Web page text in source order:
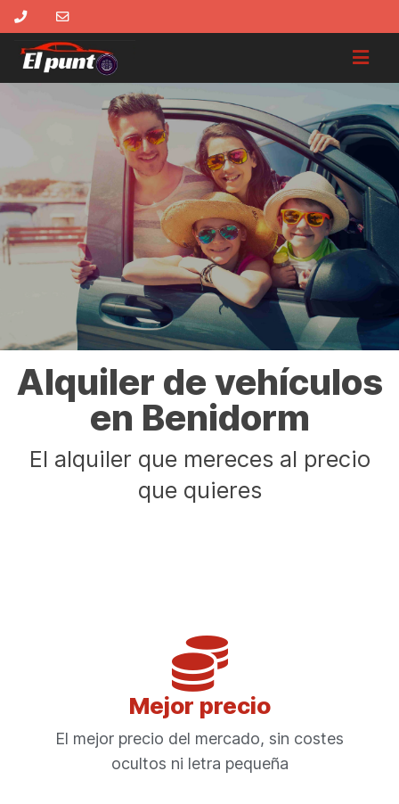
Alquiler de vehículos
en Benidorm
El alquiler que mereces al precio
que quieres
Mejor precio
El mejor precio del mercado, sin costes
ocultos ni letra pequeña